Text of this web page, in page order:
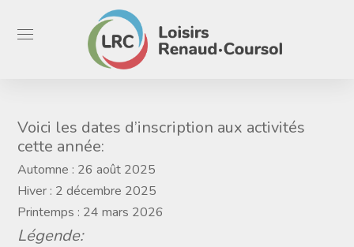
Voici les dates d’inscription aux activités
cette année:
Automne : 26 août 2025
Hiver : 2 décembre 2025
Printemps : 24 mars 2026
Légende: